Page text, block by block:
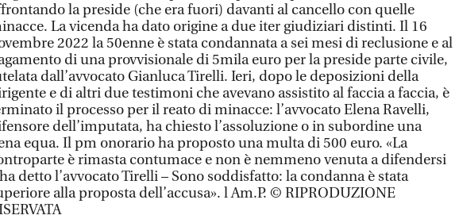
la preside (che era fuori) davanti al cancello con quelle
La vicenda ha dato origine a due iter giudiziari distinti. Il 16
2022 la 50enne è stata condannata a sei mesi di reclusione e al
di una provvisionale di 5mila euro per la preside parte civile,
dall’avvocato Gianluca Tirelli. Ieri, dopo le deposizioni della
e di altri due testimoni che avevano assistito al faccia a faccia, è
il processo per il reato di minacce: l’avvocato Elena Ravelli,
dell’imputata, ha chiesto l’assoluzione o in subordine una
equa. Il pm onorario ha proposto una multa di 500 euro. «La
è rimasta contumace e non è nemmeno venuta a difendersi
detto l’avvocato Tirelli – Sono soddisfatto: la condanna è stata
alla proposta dell’accusa». l Am.P. © RIPRODUZIONE